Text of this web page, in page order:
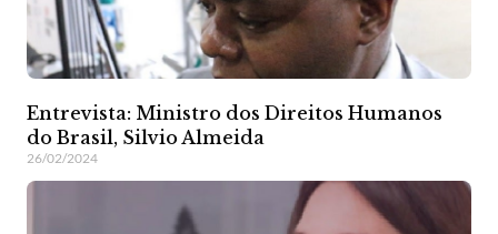
Entrevista: Ministro dos Direitos Humanos
do Brasil, Silvio Almeida
26/02/2024